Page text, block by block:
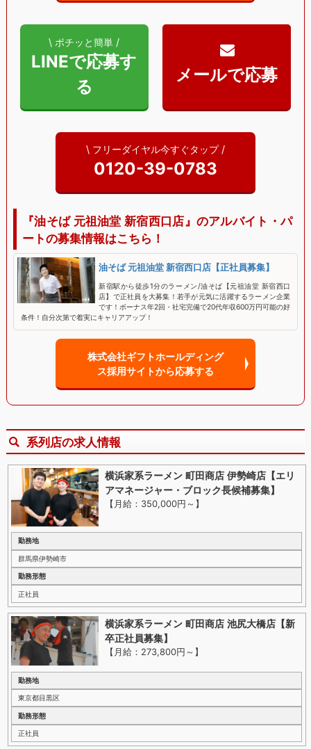
\ ポチッと簡単 /
LINEで応募す
る
\ フリーダイヤル今すぐタップ /
0120-39-0783
『油そば 元祖油堂 新宿西口店』のアルバイト・パ
ートの募集情報はこちら！
油そば 元祖油堂 新宿西口店【正社員募集】
新宿駅から徒歩1分のラーメン/油そば【元祖油堂 新宿西口
店】で正社員を大募集！若手が元気に活躍するラーメン企業
です！ボーナス年2回・社宅完備で20代年収600万円可能の好
条件！自分次第で着実にキャリアアップ！
株式会社ギフトホールディング
ス採用サイトから応募する
系列店の求人情報
横浜家系ラーメン 町田商店 伊勢崎店【エリ
アマネージャー・ブロック長候補募集】
【月給：350,000円～ 】
勤務地
群馬県伊勢崎市
勤務形態
正社員
横浜家系ラーメン 町田商店 池尻大橋店【新
卒正社員募集】
【月給：273,800円～ 】
勤務地
東京都目黒区
勤務形態
正社員